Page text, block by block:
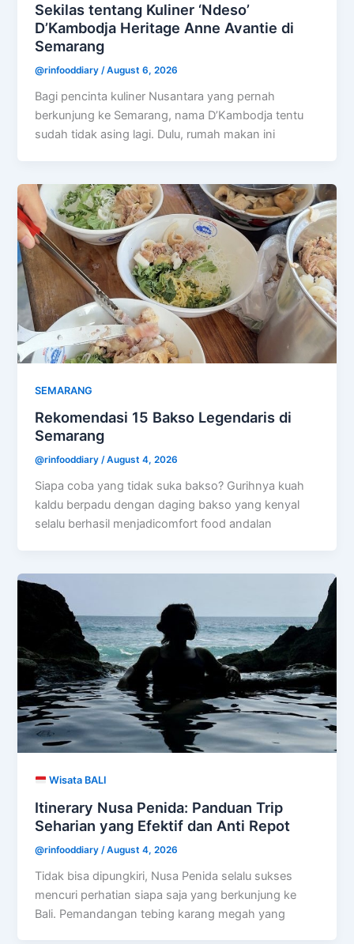
Sekilas tentang Kuliner ‘Ndeso’
D’Kambodja Heritage Anne Avantie di
Semarang
@rinfooddiary/August 6, 2026
Bagi pencinta kuliner Nusantara yang pernah
berkunjung ke Semarang, nama D’Kambodja tentu
sudah tidak asing lagi. Dulu, rumah makan ini
SEMARANG
Rekomendasi 15 Bakso Legendaris di
Semarang
@rinfooddiary/August 4, 2026
Siapa coba yang tidak suka bakso? Gurihnya kuah
kaldu berpadu dengan daging bakso yang kenyal
selalu berhasil menjadicomfort food andalan
Wisata BALI
Itinerary Nusa Penida: Panduan Trip
Seharian yang Efektif dan Anti Repot
@rinfooddiary /August 4, 2026
Tidak bisa dipungkiri, Nusa Penida selalu sukses
mencuri perhatian siapa saja yang berkunjung ke
Bali. Pemandangan tebing karang megah yang